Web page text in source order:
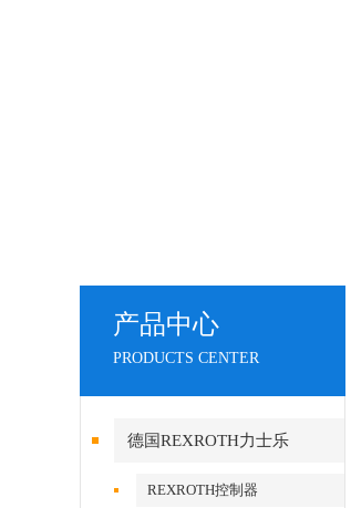
产品中心
PRODUCTS CENTER
德国REXROTH力士乐
REXROTH控制器